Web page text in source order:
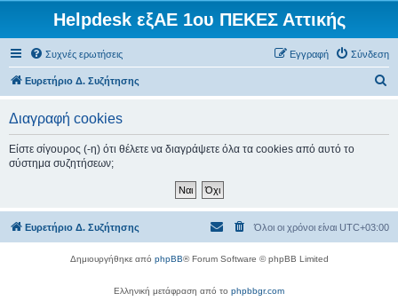
Helpdesk εξΑΕ 1ου ΠΕΚΕΣ Αττικής
Συχνές ερωτήσεις Σύνδεση
Εγγραφή
Ευρετήριο Δ. Συζήτησης
σ
Διαγραφή cookies
Είστε σίγουρος (-η) ότι θέλετε να διαγράψετε όλα τα cookies από αυτό το
σύστημα συζητήσεων;
Ευρετήριο Δ. Συζήτησης Όλοι οι χρόνοι είναι UTC+03:00
Δημιουργήθηκε από phpBB® Forum Software © phpBB Limited
Ελληνική μετάφραση από το phpbbgr.com